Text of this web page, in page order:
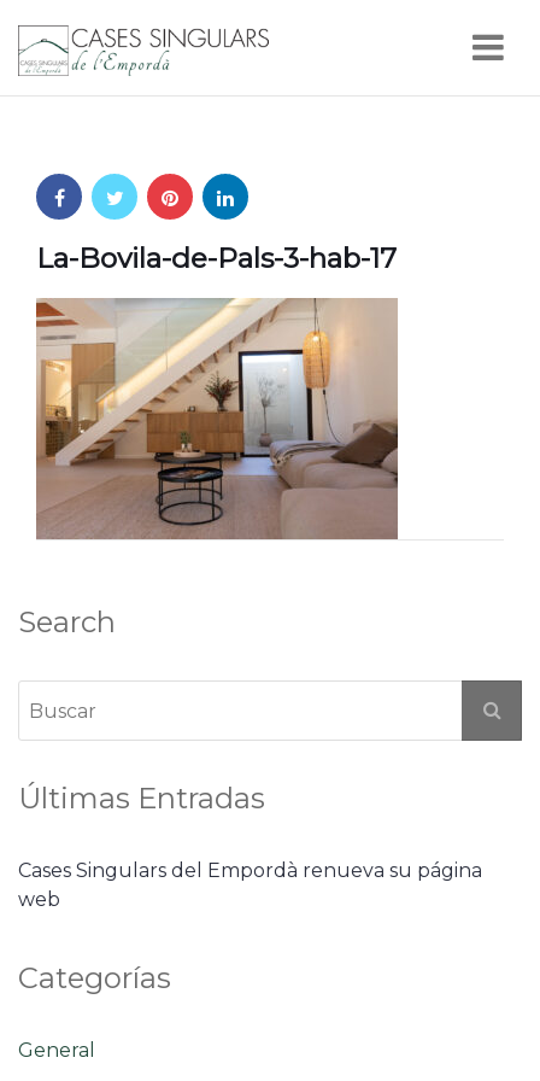
La-Bovila-de-Pals-3-hab-17
Search
Últimas Entradas
Cases Singulars del Empordà renueva su página
web
Categorías
General